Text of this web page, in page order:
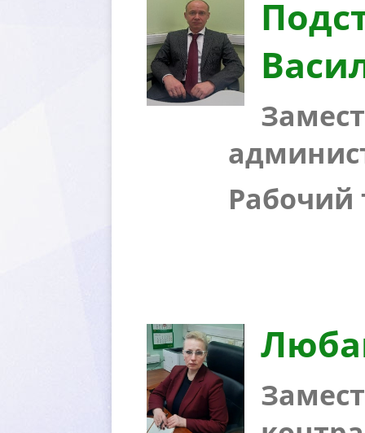
Рабочий